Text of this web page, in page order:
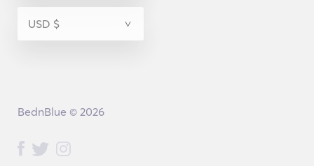
BednBlue © 2026